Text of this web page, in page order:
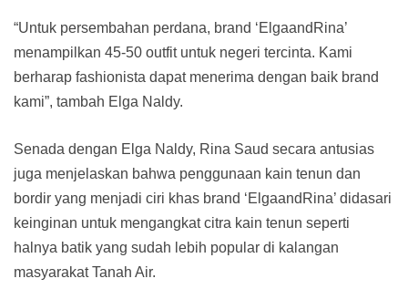
“Untuk persembahan perdana, brand ‘ElgaandRina’
menampilkan 45-50 outfit untuk negeri tercinta. Kami
berharap fashionista dapat menerima dengan baik brand
kami”, tambah Elga Naldy.
Senada dengan Elga Naldy, Rina Saud secara antusias
juga menjelaskan bahwa penggunaan kain tenun dan
bordir yang menjadi ciri khas brand ‘ElgaandRina’ didasari
keinginan untuk mengangkat citra kain tenun seperti
halnya batik yang sudah lebih popular di kalangan
masyarakat Tanah Air.